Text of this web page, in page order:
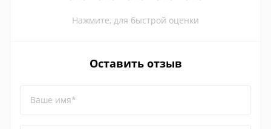
Нажмите, для быстрой оценки
Оставить отзыв
Ваше имя*